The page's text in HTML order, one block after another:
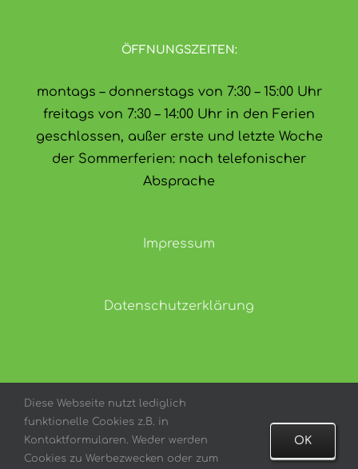
ÖFFNUNGSZEITEN:
montags – donnerstags von 7:30 – 15:00 Uhr
freitags von 7:30 – 14:00 Uhr in den Ferien
geschlossen, außer erste und letzte Woche
der Sommerferien: nach telefonischer
Absprache
Impressum
Datenschutzerklärung
Copyright 2021 | All Rights Reserved | Powered by
Kopernikus Gymnasium Bargteheide
Diese Webseite nutzt lediglich
funktionelle Cookies z.B. in
Kontaktformularen. Weder werden
Cookies zu Werbezwecken oder zum
OK